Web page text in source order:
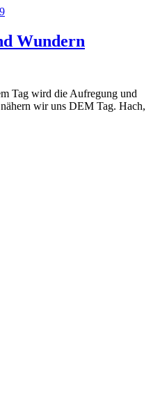
Wundern
Tag wird die Aufregung und
wir uns DEM Tag. Hach,